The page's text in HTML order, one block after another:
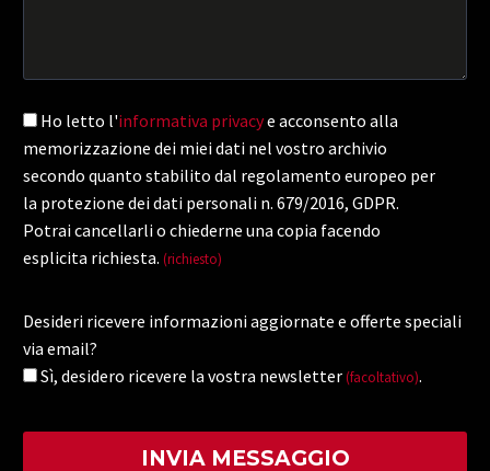
Ho letto l'informativa privacye acconsento alla
memorizzazione dei miei dati nel vostro archivio
secondo quanto stabilito dal regolamento europeo per
la protezione dei dati personali n. 679/2016, GDPR.
Potrai cancellarli o chiederne una copia facendo
esplicita richiesta. (richiesto)
Desideri ricevere informazioni aggiornate e offerte speciali
via email?
Sì, desidero ricevere la vostra newsletter (facoltativo).